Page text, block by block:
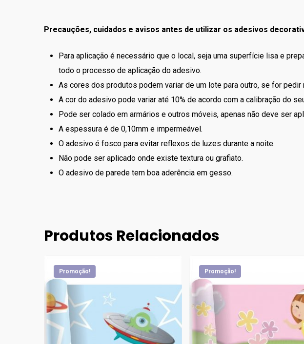
Precauções, cuidados e avisos antes de utilizar os adesivos
Para aplicação é necessário que o local, seja uma superfície lisa e
todo o processo de aplicação do adesivo.
As cores dos produtos podem variar de um lote para outro, se for
A cor do adesivo pode variar até 10% de acordo com a calibração do
Pode ser colado em armários e outros móveis, apenas não deve ser
A espessura é de 0,10mm e impermeável.
O adesivo é fosco para evitar reflexos de luzes durante a noite.
Não pode ser aplicado onde existe textura ou grafiato.
O adesivo de parede tem boa aderência em gesso.
Produtos Relacionados
Promoção! Promoção!